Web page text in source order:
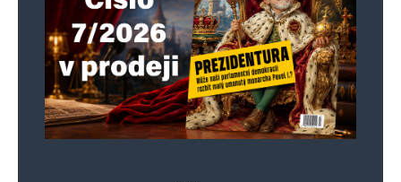
E-mail* Webová stránka